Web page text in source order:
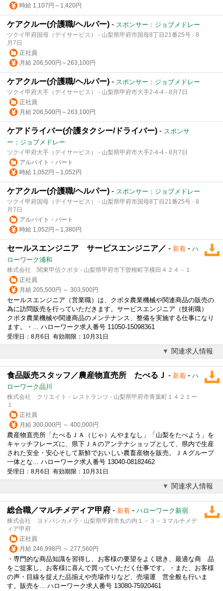
時給 1,107円～1,420円
ケアクルー(介護職/ヘルパー) - スポンサー：ジョブメドレー
ツクイ甲府国母（デイサービス） - 山梨県甲府市国母8丁目21番25号 - 8
月7日
正社員
月給 206,500円～263,100円
ケアクルー(介護職/ヘルパー) - スポンサー：ジョブメドレー
ツクイ甲府大手（デイサービス） - 山梨県甲府市大手2-4-4 - 8月7日
正社員
月給 206,500円～263,100円
ケアドライバー(介護タクシー/ドライバー) - スポンサ
ー：ジョブメドレー
ツクイ甲府大手（デイサービス） - 山梨県甲府市大手2-4-4 - 8月7日
アルバイト・パート
時給 1,052円～1,052円
ケアクルー(介護職/ヘルパー) - スポンサー：ジョブメドレー
ツクイ甲府国母（デイサービス） - 山梨県甲府市国母8丁目21番25号 - 8
月7日
アルバイト・パート
時給 1,052円～1,380円
セールスエンジニア サービスエンジニア／ - 新着 - ハ
ローワーク浦和
株式会社 関東甲信クボタ - 山梨県甲府市下曽根町字横田４２４－１
正社員
月給 205,500円 ～ 303,500円
セールスエンジニア（営業職）は、クボタ農業機械や関連商品の販売の
為に訪問販売を行っていただきます。サービスエンジニア（技術職）
クボタ農業機械や関連商品のメンテナンス、整備を実施する仕事になり
ます。・... ハローワーク求人番号 11050-15098361
受理日：8月6日 有効期限：10月31日
関連求人情報
食品販売スタッフ／農産物直売所 たべるＪ - 新着 - ハ
ローワーク品川
株式会社 クリエイト・レストランツ - 山梨県甲府市青葉町１４２１ー
１
正社員
月給 300,000円 ～ 400,000円
農産物直売所「たべるＪＡ（じゃ）んやまなし」「山梨をたべよう」を
キャッチフレーズに、県下ＪＡのアンテナショップとして、県内で生産
された安全・安心そして新鮮でおいしい農畜産物を販売。ＪＡグループ
一体とな... ハローワーク求人番号 13040-08182462
受理日：8月6日 有効期限：10月31日
関連求人情報
総合職／マルチメディア甲府 - 新着 - ハローワーク新宿
株式会社 ヨドバシカメラ - 山梨県甲府市丸の内１－３－３マルチメデ
ィア甲府
正社員
月給 246,998円 ～ 277,560円
・専門的な商品知識を習得し、お客様の要望をよく聴き、最適な商 品
をご提案し、お客様に喜んで買っていただく仕事です。・また、お客様
の声・目線を捉えた品揃えや売場作りなど、売場運 営全般も行いま
す。販売を... ハローワーク求人番号 13080-75920461